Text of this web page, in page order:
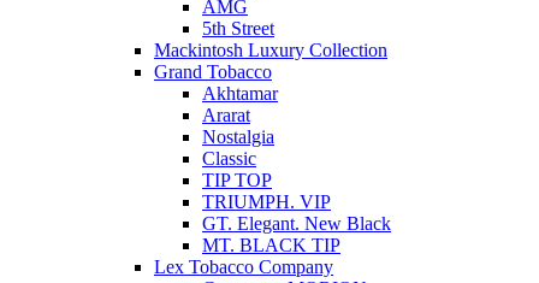
AMG
5th Street
Mackintosh Luxury Collection
Grand Tobacco
Akhtamar
Ararat
Nostalgia
Classic
TIP TOP
TRIUMPH. VIP
GT. Elegant. New Black
MT. BLACK TIP
Lex Tobacco Company